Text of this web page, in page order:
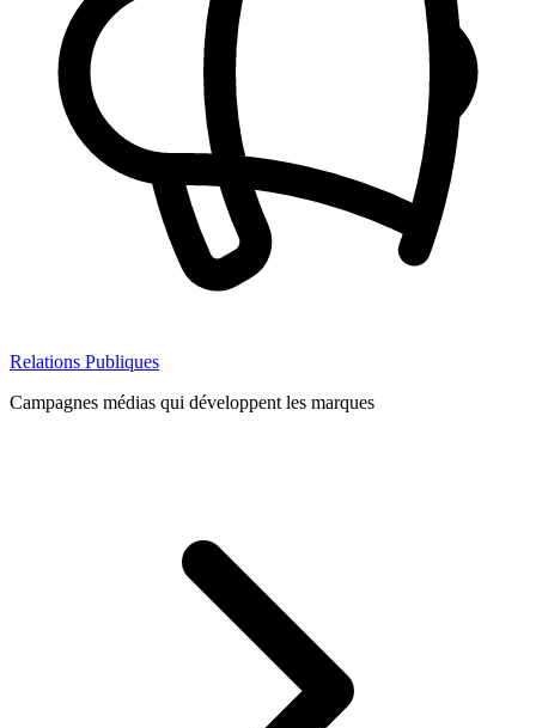
Relations Publiques
Campagnes médias qui développent les marques